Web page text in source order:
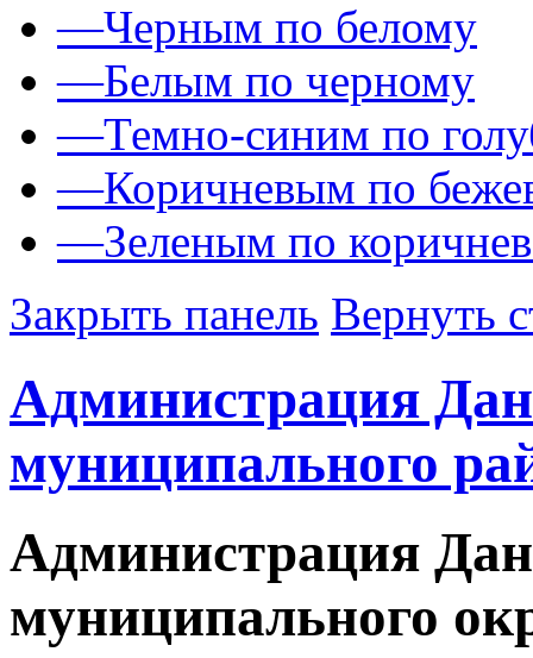
—Черным по белому
—Белым по черному
—Темно-синим по
—Коричневым по
—Зеленым по
Закрыть панель Вернуть
Администрация
муниципального
Администрация
муниципального